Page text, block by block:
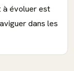
à évoluer est
dans les